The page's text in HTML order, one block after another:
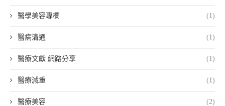
醫學美容專欄 (1)
醫病溝通 (1)
醫療文獻 網路分享 (1)
醫療減重 (1)
醫療美容 (2)